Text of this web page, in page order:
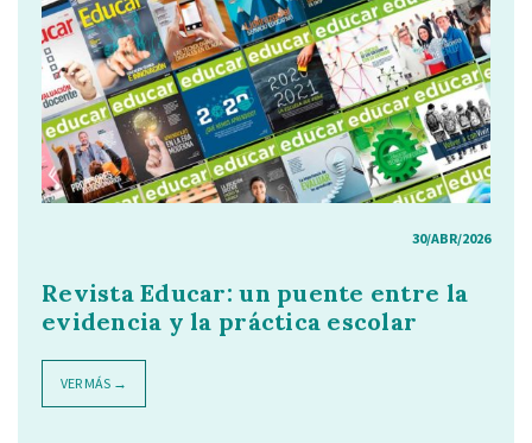
30/ABR/2026
Revista Educar: un puente entre la
evidencia y la práctica escolar
VER MÁS →